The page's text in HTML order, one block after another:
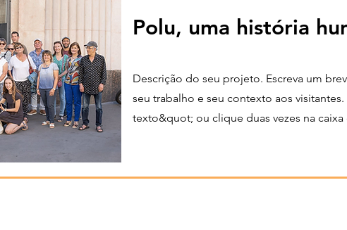
Polu, uma história
Descrição do seu projeto. Escreva um
seu trabalho e seu contexto aos
texto&quot; ou clique duas vezes na